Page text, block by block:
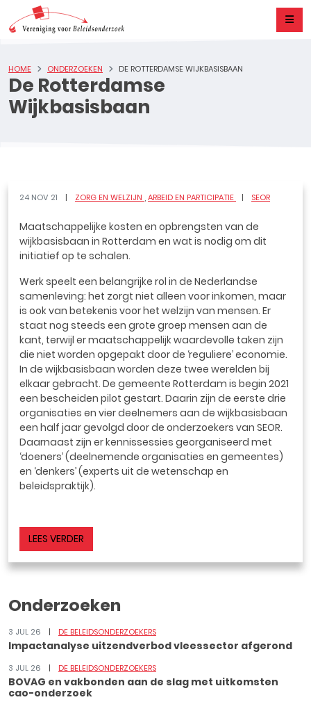
De Rotterdamse
Wijkbasisbaan
HOME ONDERZOEKEN DE ROTTERDAMSE WIJKBASISBAAN
24 NOV 21 ZORG EN WELZIJN ARBEID EN PARTICIPATIE SEOR
Maatschappelijke kosten en opbrengsten van de
wijkbasisbaan in Rotterdam en wat is nodig om dit
initiatief op te schalen.
Werk speelt een belangrijke rol in de Nederlandse
samenleving: het zorgt niet alleen voor inkomen, maar
is ook van betekenis voor het welzijn van mensen. Er
staat nog steeds een grote groep mensen aan de
kant, terwijl er maatschappelijk waardevolle taken zijn
die niet worden opgepakt door de ‘reguliere’ economie.
In de wijkbasisbaan worden deze twee werelden bij
elkaar gebracht. De gemeente Rotterdam is begin 2021
een bescheiden pilot gestart. Daarin zijn de eerste drie
organisaties en vier deelnemers aan de wijkbasisbaan
een half jaar gevolgd door de onderzoekers van SEOR.
Daarnaast zijn er kennissessies georganiseerd met
‘doeners’ (deelnemende organisaties en gemeentes)
en ‘denkers’ (experts uit de wetenschap en
beleidspraktijk).
LEES VERDER
Onderzoeken
3 JUL 26 DE BELEIDSONDERZOEKERS
Impactanalyse uitzendverbod vleessector afgerond
3 JUL 26 DE BELEIDSONDERZOEKERS
BOVAG en vakbonden aan de slag met uitkomsten
cao-onderzoek